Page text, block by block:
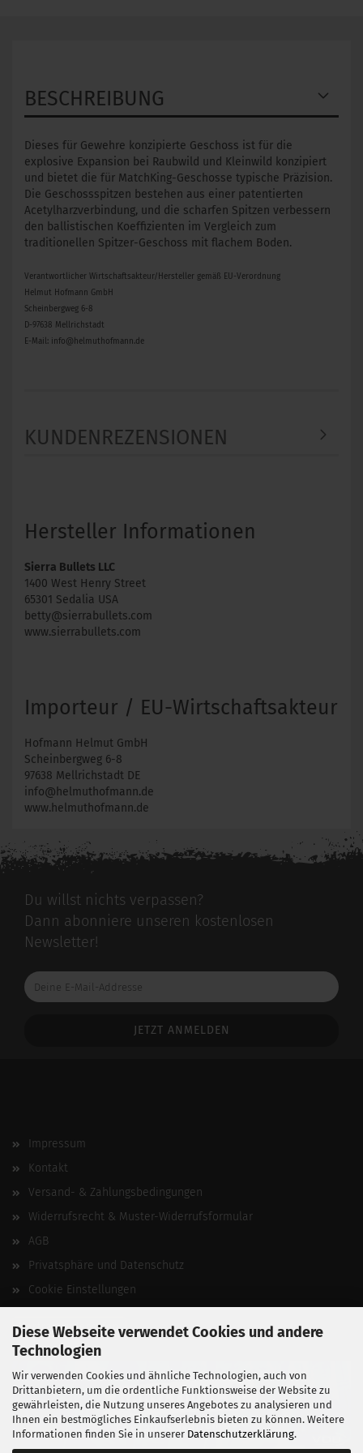
Diese Webseite verwendet Cookies und andere
Technologien
Wir verwenden Cookies und ähnliche Technologien, auch von
Drittanbietern, um die ordentliche Funktionsweise der Website zu
gewährleisten, die Nutzung unseres Angebotes zu analysieren und
Ihnen ein bestmögliches Einkaufserlebnis bieten zu können. Weitere
Informationen finden Sie in unserer Datenschutzerklärung.
BESCHREIBUNG
Dieses für Gewehre konzipierte Geschoss ist für die
explosive Expansion bei Raubwild und Kleinwild konzipiert
und bietet die für MatchKing-Geschosse typische Präzision.
Die Geschossspitzen bestehen aus einer patentierten
Acetylharzverbindung, und die scharfen Spitzen verbessern
den ballistischen Koeffizienten im Vergleich zum
traditionellen Spitzer-Geschoss mit flachem Boden.
Verantwortlicher Wirtschaftsakteur/Hersteller gemäß EU-Verordnung
Helmut Hofmann GmbH
Scheinbergweg 6-8
D-97638 Mellrichstadt
E-Mail: info@helmuthofmann.de
KUNDENREZENSIONEN
Hersteller Informationen
Sierra Bullets LLC
1400 West Henry Street
65301 Sedalia USA
betty@sierrabullets.com
www.sierrabullets.com
Importeur / EU-Wirtschaftsakteur
Hofmann Helmut GmbH
Scheinbergweg 6-8
97638 Mellrichstadt DE
info@helmuthofmann.de
www.helmuthofmann.de
Du willst nichts verpassen?
Dann abonniere unseren kostenlosen
Newsletter!
Deine
E-
Impressum
Kontakt
Versand- & Zahlungsbedingungen
Widerrufsrecht & Muster-Widerrufsformular
AGB
Privatsphäre und Datenschutz
Cookie Einstellungen
Vertrag widerrufen